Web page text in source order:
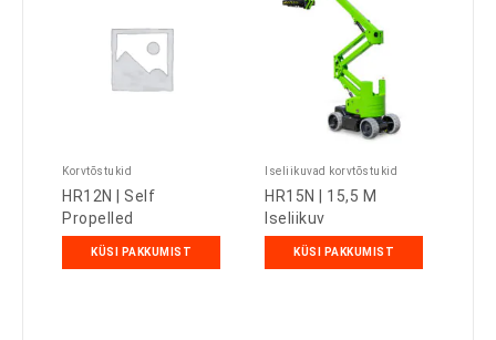
Korvtõstukid
HR12N | Self
Propelled
KÜSI PAKKUMIST
Iseliikuvad korvtõstukid
HR15N | 15,5 M
Iseliikuv
KÜSI PAKKUMIST